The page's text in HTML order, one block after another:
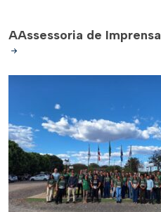
AAssessoria de Imprensa